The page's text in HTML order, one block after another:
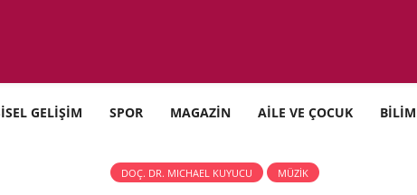
GELİŞİM SPOR MAGAZİN AİLE VE ÇOCUK BİLİM
DOÇ. DR. MICHAEL KUYUCU MÜZİK